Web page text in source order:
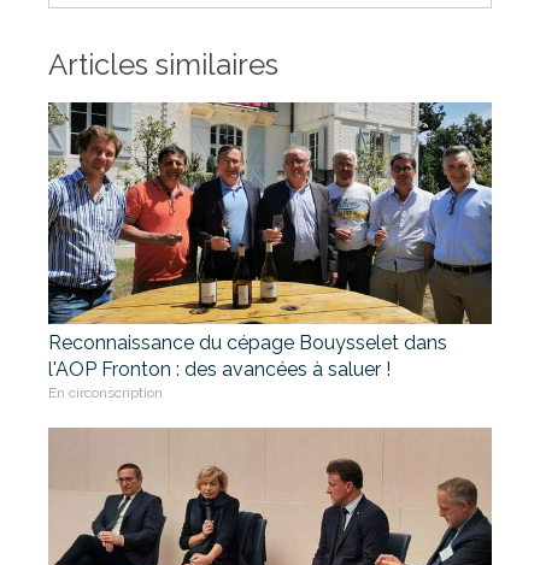
Articles similaires
Reconnaissance du cépage Bouysselet dans
l'AOP Fronton : des avancées à saluer !
En circonscription